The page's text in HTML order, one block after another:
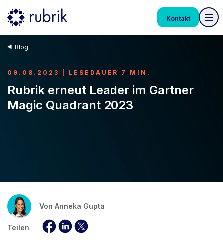
Kontakt
Blog
09.08.2023 | LESEDAUER 7 MIN.
Rubrik erneut Leader im Gartner
Magic Quadrant 2023
Von Anneka Gupta
Teilen